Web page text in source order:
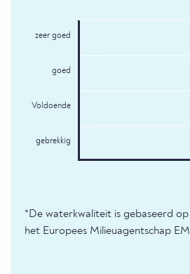
zeer goed
goed
Voldoende
gebrekkig
*De waterkwaliteit is gebaseerd
het Europees Milieuagentschap